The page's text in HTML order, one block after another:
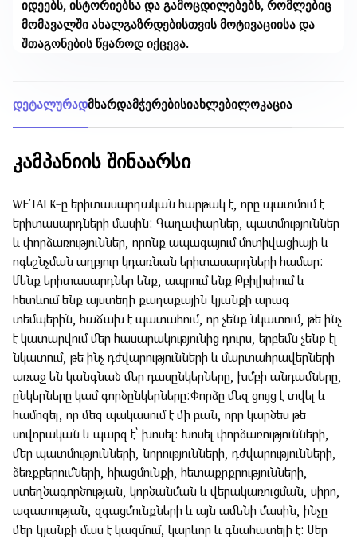
იდეებს, ისტორიებსა და გამოცდილებებს, რომლებიც
მომავალში ახალგაზრდებისთვის მოტივაციისა და
შთაგონების წყაროდ იქცევა.
დეტალურადმხარდამჭერებისიახლებილოკაცია
კამპანიის შინაარსი
WE'TALK-ը երիտասարդական հարթակ է, որը պատմում է
երիտասարդների մասին: Գաղափարներ, պատմություններ
և փորձառություններ, որոնք ապագայում մոտիվացիայի և
ոգեշնչման աղբյուր կդառնան երիտասարդների համար:
Մենք երիտասարդներ ենք, ապրում ենք Թբիլիսիում և
հետևում ենք այստեղի քաղաքային կյանքի արագ
տեմպերին, հաճախ է պատահում, որ չենք նկատում, թե ինչ
է կատարվում մեր հասարակությունից դուրս, երբեմն չենք էլ
նկատում, թե ինչ դժվարությունների և մարտահրավերների
առաջ են կանգնած մեր դասընկերները, խմբի անդամները,
ընկերները կամ գործընկերները:Փորձը մեզ ցույց է տվել և
համոզել, որ մեզ պակասում է մի բան, որը կարծես թե
սովորական և պարզ է՝ խոսել։ Խոսել փորձառությունների,
մեր պատմությունների, նորությունների, դժվարությունների,
ձեռքբերումների, հիացմունքի, հետաքրքրությունների,
ստեղծագործության, կործանման և վերակառուցման, սիրո,
ազատության, զգացմունքների և այն ամենի մասին, ինչը
մեր կյանքի մաս է կազմում, կարևոր և գնահատելի է: Մեր